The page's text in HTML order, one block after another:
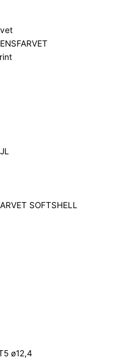
SOFTSHELL
ø12,4